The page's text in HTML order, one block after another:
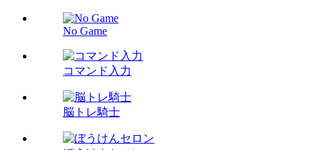
No Game
コマンド入力
脳トレ騎士